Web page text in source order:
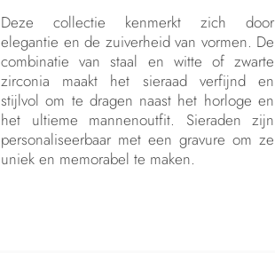
Deze collectie kenmerkt zich door
elegantie en de zuiverheid van vormen. De
combinatie van staal en witte of zwarte
zirconia maakt het sieraad verfijnd en
stijlvol om te dragen naast het horloge en
het ultieme mannenoutfit. Sieraden zijn
personaliseerbaar met een gravure om ze
uniek en memorabel te maken.